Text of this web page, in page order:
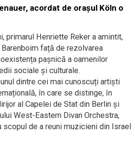
acordat de oraşul Köln o
primarul Henriette Reker a amintit,
față de rezolvarea
paşnică a oamenilor
sociale şi culturale.
dintre cei mai cunoscuți artişti
în care se distinge, în
al Capelei de Stat din Berlin şi
West-Eastern Divan Orchestra,
de a reuni muzicieni din Israel